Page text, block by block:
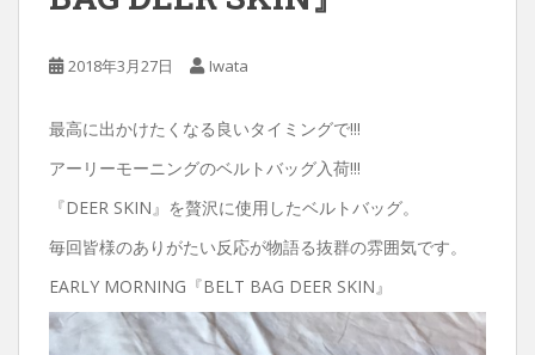
2018年3月27日 Iwata
最高に出かけたくなる良いタイミングで!!!
アーリーモーニングのベルトバッグ入荷!!!
『DEER SKIN』を贅沢に使用したベルトバッグ。
毎回皆様のありがたい反応が物語る抜群の雰囲気です。
EARLY MORNING『BELT BAG DEER SKIN』